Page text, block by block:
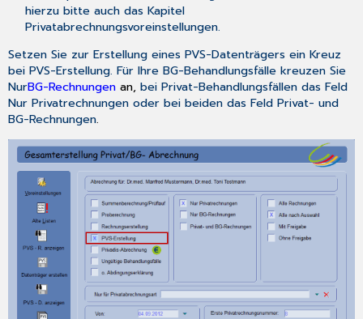
hierzu bitte auch das Kapitel
Privatabrechnungsvoreinstellungen.
Setzen Sie zur Erstellung eines PVS-Datenträgers ein Kreuz
beiPVS-Erstellung. Für Ihre BG-Behandlungsfälle kreuzen Sie
NurBG-Rechnungenan, bei Privat-Behandlungsfällen das Feld
Nur Privatrechnungen oder bei beiden das FeldPrivat- und
BG-Rechnungen.